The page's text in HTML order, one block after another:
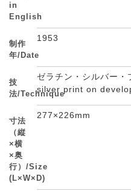
in
English
制作
年/Date
1953
技
法/Technique
ゼラチン・シルバー
silver print on
寸法
（縦
×横
×奥
行）/Size
(L×W×D)
277×226mm